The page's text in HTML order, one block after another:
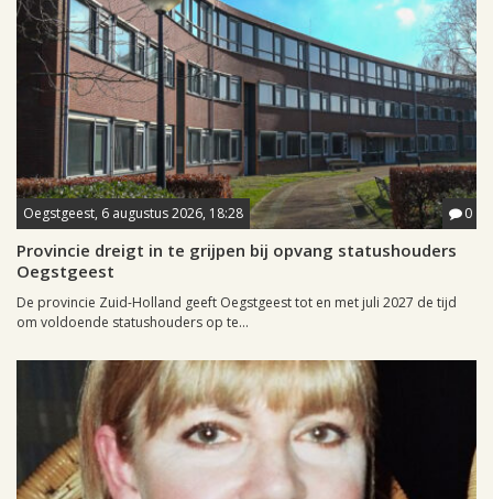
Oegstgeest, 6 augustus 2026, 18:28 0
Provincie dreigt in te grijpen bij opvang statushouders
Oegstgeest
De provincie Zuid-Holland geeft Oegstgeest tot en met juli 2027 de tijd
om voldoende statushouders op te...